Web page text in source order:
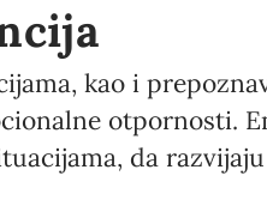
kao i
otpornosti.
da